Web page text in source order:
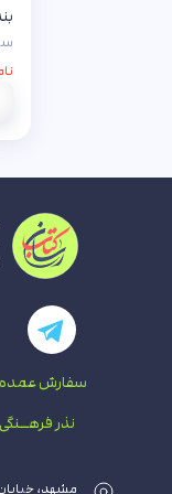
سفارش عمده
نذر فرهــنگی
مشهد، خیابان